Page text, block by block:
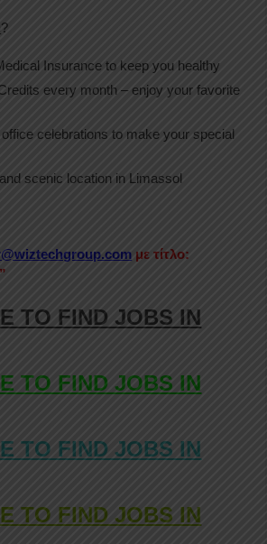
?
Insurance to keep you healthy
every month – enjoy your favorite
celebrations to make your special
scenic location in Limassol
με τίτλο:
TO FIND JOBS IN
TO FIND JOBS IN
TO FIND JOBS IN
TO FIND JOBS IN